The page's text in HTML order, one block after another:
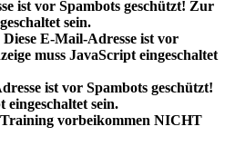
ist vor Spambots geschützt! Zur
sein.
Diese E-Mail-Adresse ist vor
muss JavaScript eingeschaltet
ist vor Spambots geschützt!
eingeschaltet sein.
vorbeikommen NICHT